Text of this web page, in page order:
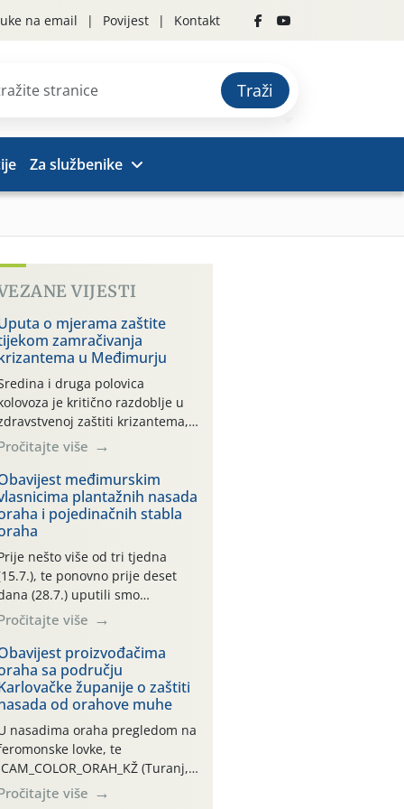
na email Povijest Kontakt
Traži
Za službenike
VIJESTI
o mjerama zaštite
zamračivanja
u Međimurju
i druga polovica
je kritično razdoblje u
zaštiti krizantema,
prije zamračivanja u proteklom
smo mjesecu tri puta upućivali
o preventivnim
zaštite krizantema od
uzročnika bolesti,
i fito-fagnih grinja (23.7.,
06.7.)! Na početku ovog
je zabilježeno je
i ekstremno vruće
razdoblje, uz
temperature […]
više
međimurskim
plantažnih nasada
i pojedinačnih stabla
nešto više od tri tjedna
te ponovno prije deset
(28.7.) uputili smo
vlasnicima plantažnih
nasada oraha i pojedinačnih
o početku leta i
potrebi usmjerenog
orahove muhe
completa)! Već
dana traje drugi
“toplinski udar”, koji
naročito izražen zadnja šest
(31.7.-05.8.), jer najviše
zraka svakodnevno
više
proizvođačima
sa području
županije o zaštiti
od orahove muhe
nasadima oraha pregledom na
lovke, te
CAM_COLOR_ORAH_KŽ (Turanj,
zabilježena je mala
više